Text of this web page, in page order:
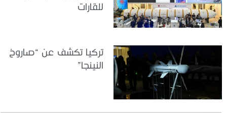
للقارات
تركيا تكشف عن “صاروخ
النينجا”